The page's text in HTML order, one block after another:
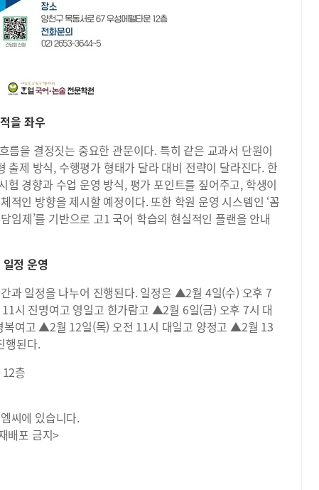
을 좌우
름을 결정짓는 중요한 관문이다. 특히 같은 교과서 단원이
출제 방식, 수행평가 형태가 달라 대비 전략이 달라진다. 한
험 경향과 수업 운영 방식, 평가 포인트를 짚어주고, 학생이
적인 방향을 제시할 예정이다. 또한 학원 운영 시스템인 ‘꼼
임제’를 기반으로 고1 국어 학습의 현실적인 플랜을 안내
정 운영
과 일정을 나누어 진행된다. 일정은 ▲2월 4일(수) 오후 7
시 진명여고 영일고 한가람고 ▲2월 6일(금) 오후 7시 대
여고 ▲2월 12일(목) 오전 11시 대일고 양정고 ▲2월 13
행된다.
층
씨에 있습니다.
배포 금지>